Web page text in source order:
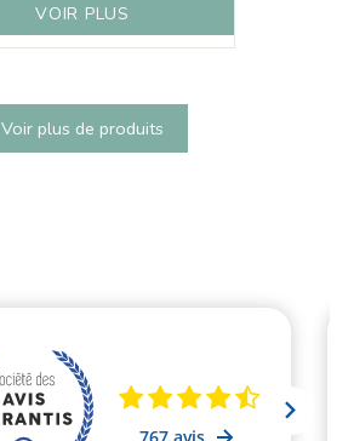
VOIR PLUS
Voir plus de produits